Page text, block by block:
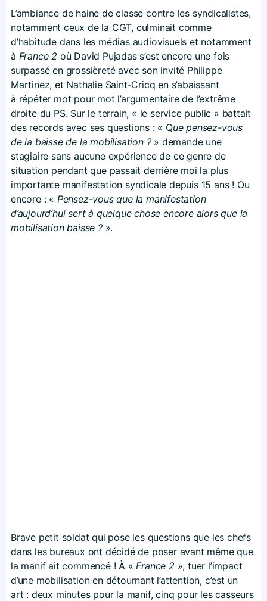
L’ambiance de haine de classe contre les syndicalistes,
notamment ceux de la CGT, culminait comme
d’habitude dans les médias audiovisuels et notamment
à France 2 où David Pujadas s’est encore une fois
surpassé en grossièreté avec son invité Philippe
Martinez, et Nathalie Saint-Cricq en s’abaissant
à répéter mot pour mot l’argumentaire de l’extrême
droite du PS. Sur le terrain, « le service public » battait
des records avec ses questions : « Que pensez-vous
de la baisse de la mobilisation ?» demande une
stagiaire sans aucune expérience de ce genre de
situation pendant que passait derrière moi la plus
importante manifestation syndicale depuis 15 ans ! Ou
encore : « Pensez-vous que la manifestation
d’aujourd’hui sert à quelque chose encore alors que la
mobilisation baisse ? ».
Brave petit soldat qui pose les questions que les chefs
dans les bureaux ont décidé de poser avant même que
la manif ait commencé ! À « France 2 », tuer l’impact
d’une mobilisation en détournant l’attention, c’est un
art : deux minutes pour la manif, cinq pour les casseurs